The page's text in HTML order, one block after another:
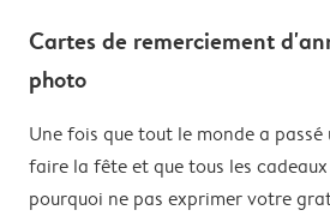
Cartes de remerciement
photo
Une fois que tout le monde a
faire la fête et que tous les
pourquoi ne pas exprimer votre